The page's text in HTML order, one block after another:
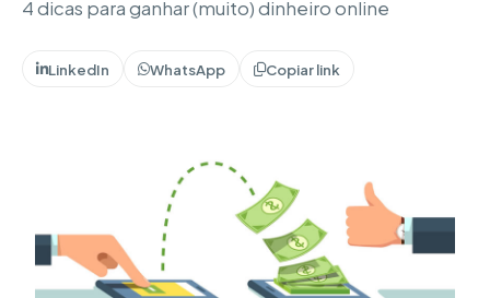
4 dicas para ganhar (muito) dinheiro online
LinkedIn WhatsApp Copiar link